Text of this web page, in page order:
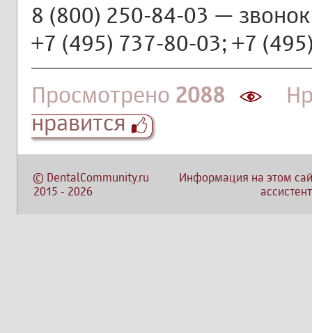
8 (800) 250-84-03 —
+7 (495) 737-80-03; +7
Просмотрено 2088
нравится
© DentalCommunity.ru
2015 - 2026
Информация на этом